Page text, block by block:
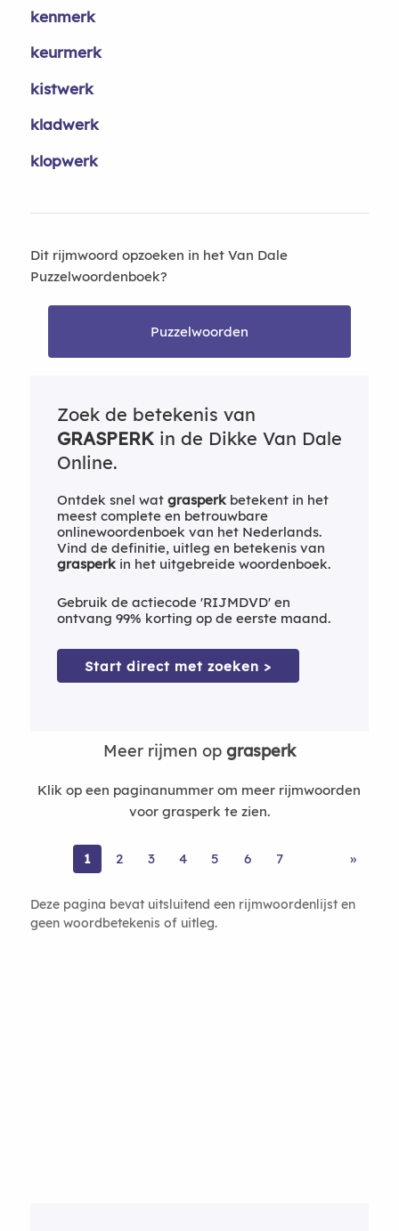
kenmerk
keurmerk
kistwerk
kladwerk
klopwerk
Dit rijmwoord opzoeken in het Van Dale
Puzzelwoordenboek?
Puzzelwoorden
Zoek de betekenis van
GRASPERKin de Dikke Van Dale
Online.
Ontdek snel wat grasperkbetekent in het
meest complete en betrouwbare
onlinewoordenboek van het Nederlands.
Vind de definitie, uitleg en betekenis van
grasperkin het uitgebreide woordenboek.
Gebruik de actiecode 'RIJMDVD' en
ontvang 99% korting op de eerste maand.
Start direct met zoeken >
Meer rijmen op grasperk
Klik op een paginanummer om meer rijmwoorden
voor grasperk te zien.
1 2 3 4 5 6 7 »
Deze pagina bevat uitsluitend een rijmwoordenlijst en
geen woordbetekenis of uitleg.